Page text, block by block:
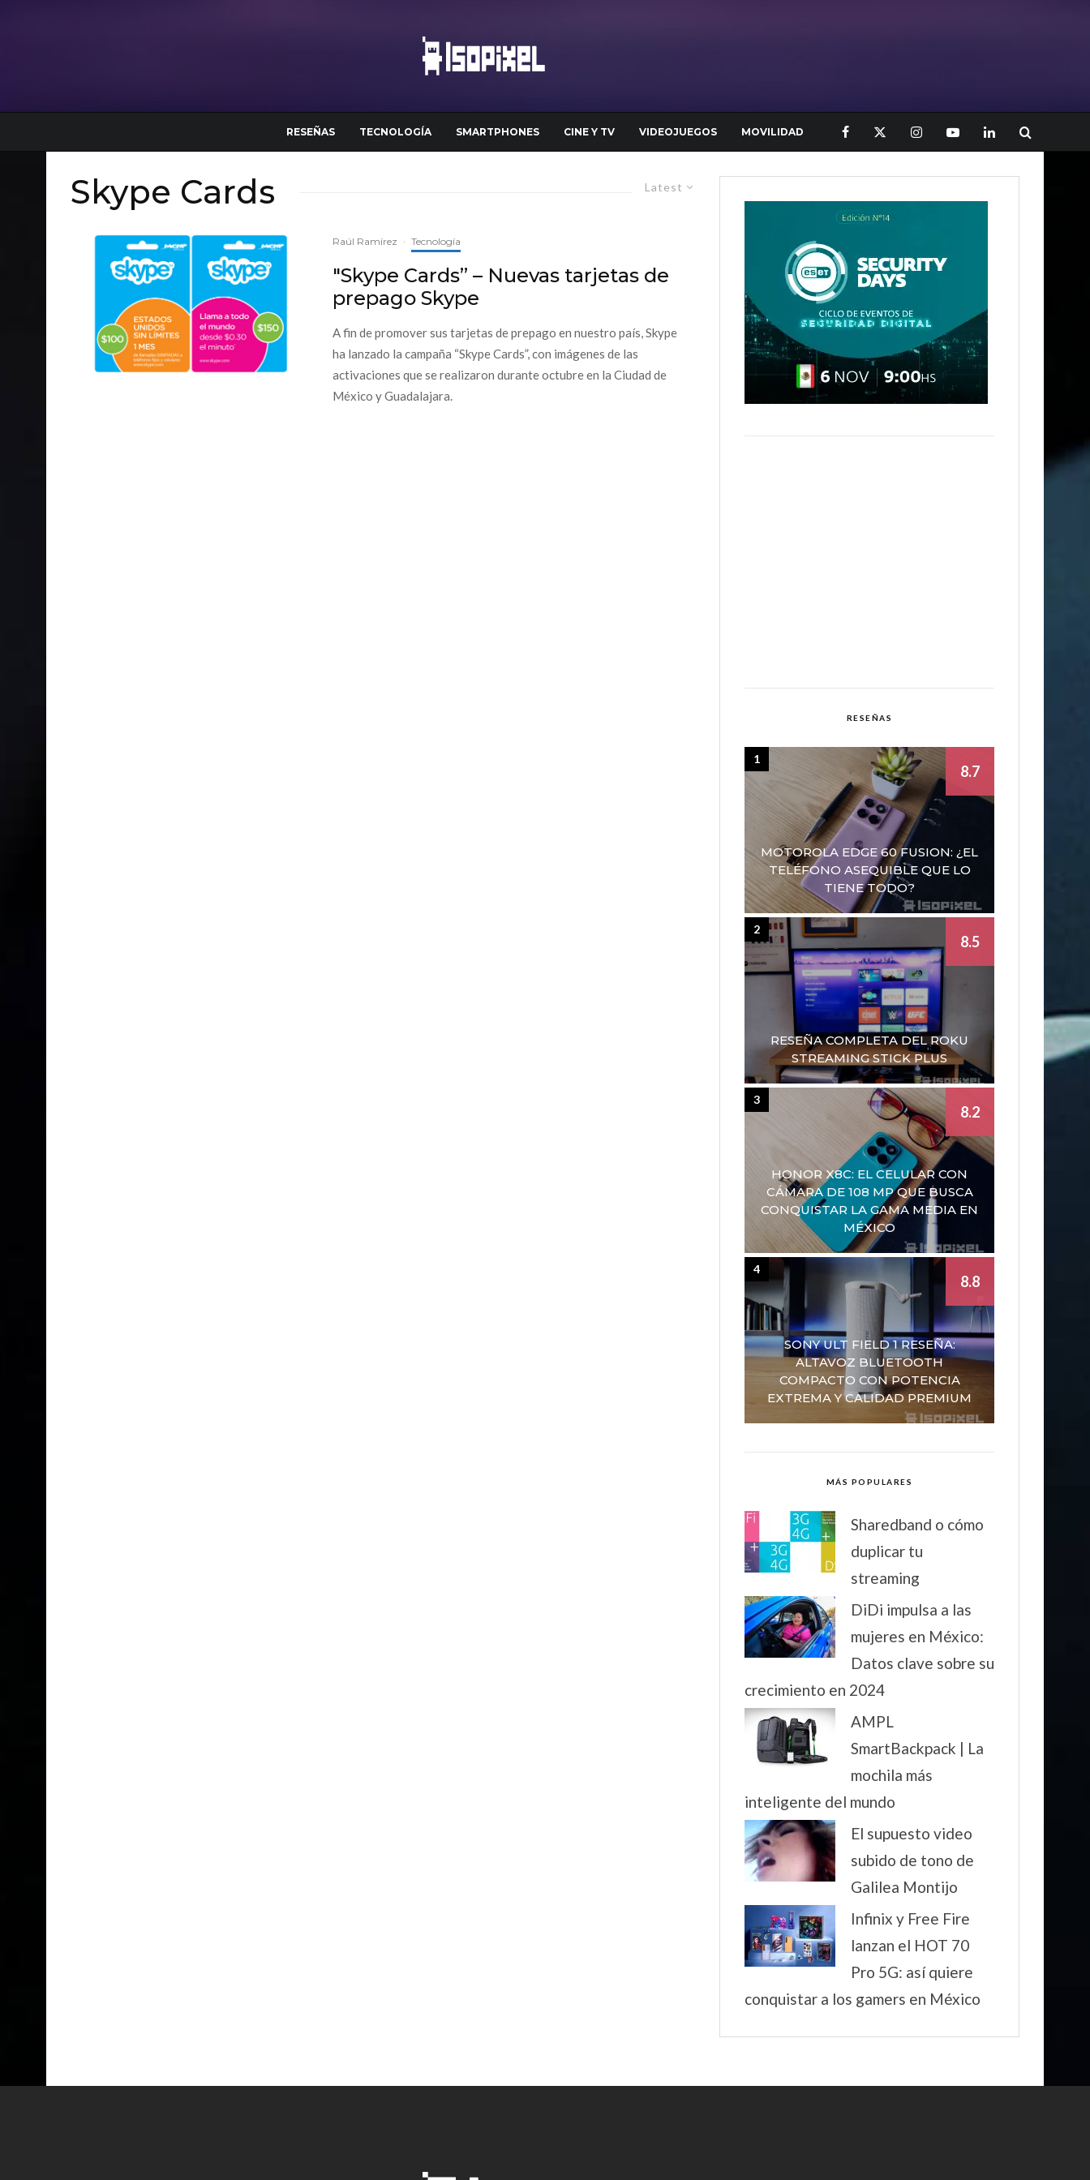
RESEÑAS TECNOLOGÍA SMARTPHONES CINE Y TV VIDEOJUEGOS MOVILIDAD
Latest
Skype Cards
Raúl Ramírez · Tecnología
"Skype Cards” – Nuevas tarjetas de
prepago Skype
A fin de promover sus tarjetas de prepago en nuestro país, Skype
ha lanzado la campaña “Skype Cards”, con imágenes de las
activaciones que se realizaron durante octubre en la Ciudad de
México y Guadalajara.
RESEÑAS
MOTOROLA EDGE 60 FUSION: ¿EL
TELÉFONO ASEQUIBLE QUE LO
TIENE TODO?
8.7
1
RESEÑA COMPLETA DEL ROKU
STREAMING STICK PLUS
8.5
2
HONOR X8C: EL CELULAR CON
CÁMARA DE 108 MP QUE BUSCA
CONQUISTAR LA GAMA MEDIA EN
MÉXICO
8.2
3
SONY ULT FIELD 1 RESEÑA:
ALTAVOZ BLUETOOTH
COMPACTO CON POTENCIA
EXTREMA Y CALIDAD PREMIUM
8.8
4
MÁS POPULARES
Sharedband o cómo
duplicar tu
streaming
DiDi impulsa a las
mujeres en México:
Datos clave sobre su
crecimiento en 2024
AMPL
SmartBackpack | La
mochila más
inteligente del mundo
El supuesto video
subido de tono de
Galilea Montijo
Infinix y Free Fire
lanzan el HOT 70
Pro 5G: así quiere
conquistar a los gamers en México